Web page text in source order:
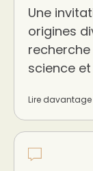
Une
origines
science
Lire davantage